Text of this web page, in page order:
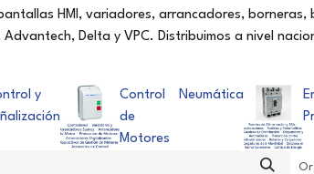
HMI, variadores, arrancadores, borneras,
Delta y VPC. Distribuimos a nivel
y
Control
de
Motores
Neumática